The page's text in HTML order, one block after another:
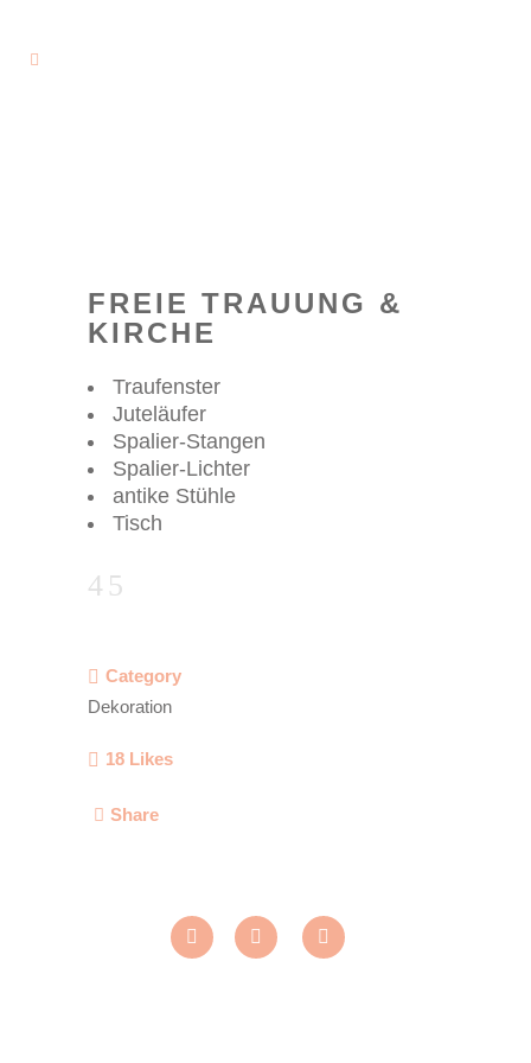
FREIE TRAUUNG &
KIRCHE
Traufenster
Juteläufer
Spalier-Stangen
Spalier-Lichter
antike Stühle
Tisch
Category
Dekoration
18 Likes
Share